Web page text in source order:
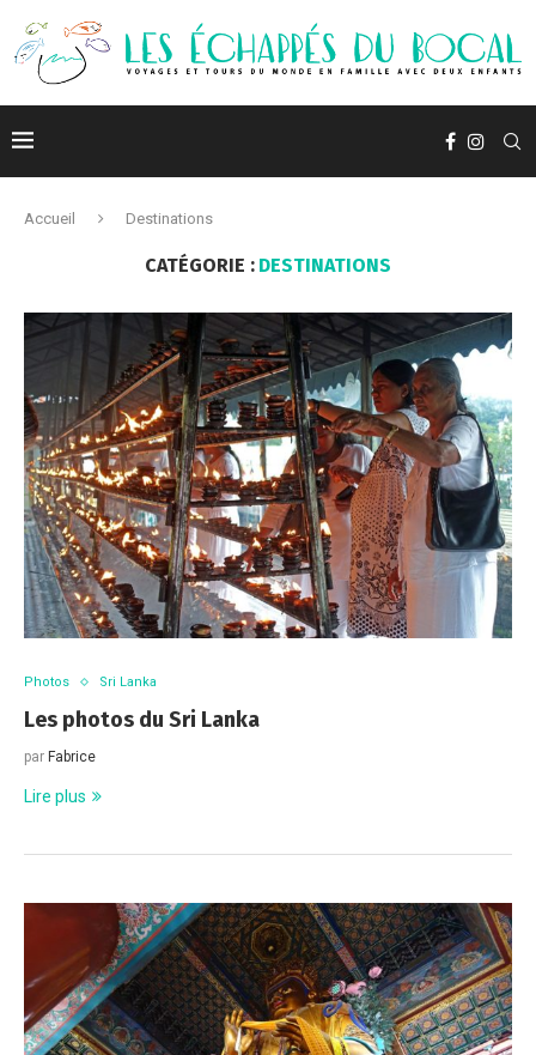
Accueil Destinations
CATÉGORIE : DESTINATIONS
Photos Sri Lanka
Les photos du Sri Lanka
par Fabrice
Lire plus